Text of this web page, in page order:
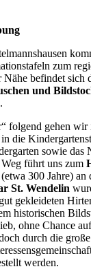
zum
Nähe befindet sich
und
folgend gehen
die
sowie das
führt uns zum
(etwa 300 Jahre) an
St. Wendelin
gekleideten
historischen
ohne Chance
durch die
werden.